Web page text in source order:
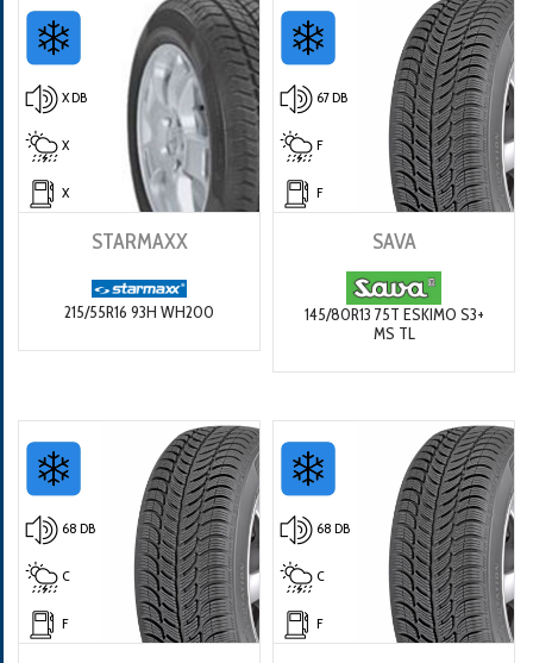
X DB
X
X
STARMAXX
215/55R16 93H WH200
67 DB
F
F
SAVA
145/80R13 75T ESKIMO S3+
MS TL
68 DB
C
F
68 DB
C
F